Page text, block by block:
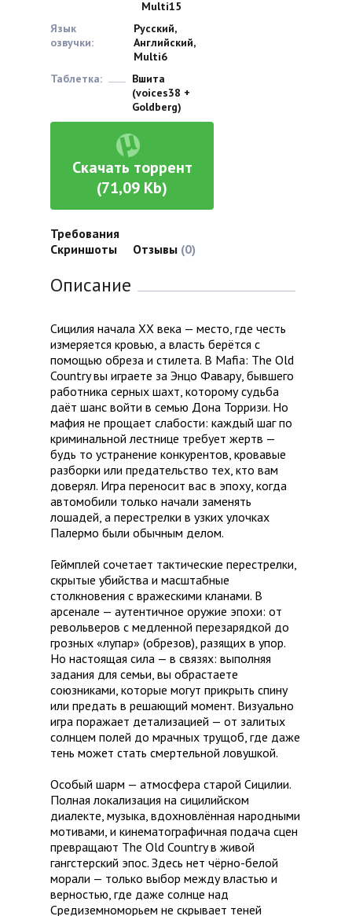
Multi15
Язык
озвучки:
Русский,
Английский,
Multi6
Таблетка:
Вшита
(voices38 +
Goldberg)
Скачать торрент
(71,09 Kb)
Требования
Скриншоты
Отзывы (0)
Описание
Сицилия начала XX века — место, где честь
измеряется кровью, а власть берётся с
помощью обреза и стилета. В Mafia: The Old
Country вы играете за Энцо Фавару, бывшего
работника серных шахт, которому судьба
даёт шанс войти в семью Дона Торризи. Но
мафия не прощает слабости: каждый шаг по
криминальной лестнице требует жертв —
будь то устранение конкурентов, кровавые
разборки или предательство тех, кто вам
доверял. Игра переносит вас в эпоху, когда
автомобили только начали заменять
лошадей, а перестрелки в узких улочках
Палермо были обычным делом.
Геймплей сочетает тактические перестрелки,
скрытые убийства и масштабные
столкновения с вражескими кланами. В
арсенале — аутентичное оружие эпохи: от
револьверов с медленной перезарядкой до
грозных «лупар» (обрезов), разящих в упор.
Но настоящая сила — в связях: выполняя
задания для семьи, вы обрастаете
союзниками, которые могут прикрыть спину
или предать в решающий момент. Визуально
игра поражает детализацией — от залитых
солнцем полей до мрачных трущоб, где даже
тень может стать смертельной ловушкой.
Особый шарм — атмосфера старой Сицилии.
Полная локализация на сицилийском
диалекте, музыка, вдохновлённая народными
мотивами, и кинематографичная подача сцен
превращают The Old Country в живой
гангстерский эпос. Здесь нет чёрно-белой
морали — только выбор между властью и
верностью, где даже солнце над
Средиземноморьем не скрывает теней